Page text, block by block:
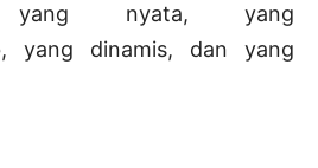
yang nyata, yang
yang dinamis, dan yang